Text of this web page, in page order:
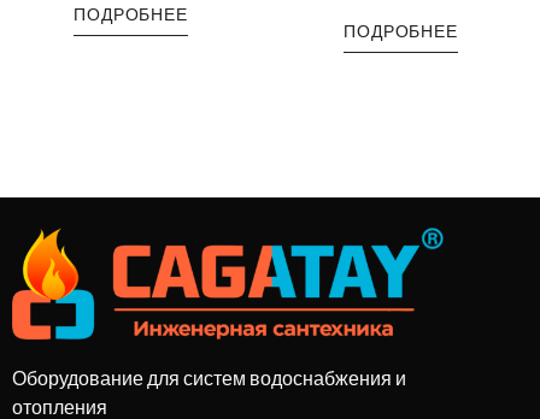
ПОДРОБНЕЕ
ПОДРОБНЕЕ
Оборудование для систем водоснабжения и
отопления